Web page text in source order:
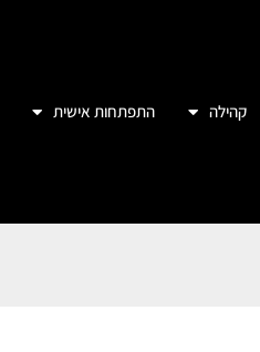
קהילה התפתחות אישית